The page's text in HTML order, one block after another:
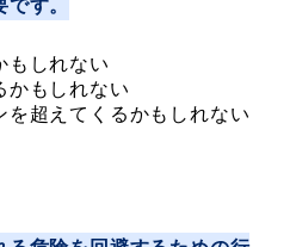
す。
もしれない
かもしれない
を超えてくるかもしれない